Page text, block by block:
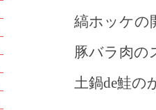
縞ホッケの
豚バラ肉の
土鍋de鮭の